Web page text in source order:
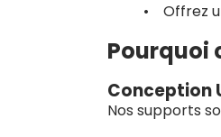
• Offrez
Pourquoi
Conception
Nos supports